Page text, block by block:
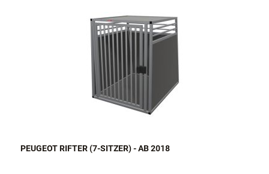
PEUGEOT RIFTER (7-SITZER) - AB 2018